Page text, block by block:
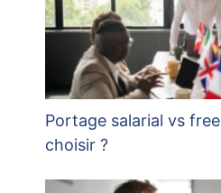
Portage salarial vs
choisir ?